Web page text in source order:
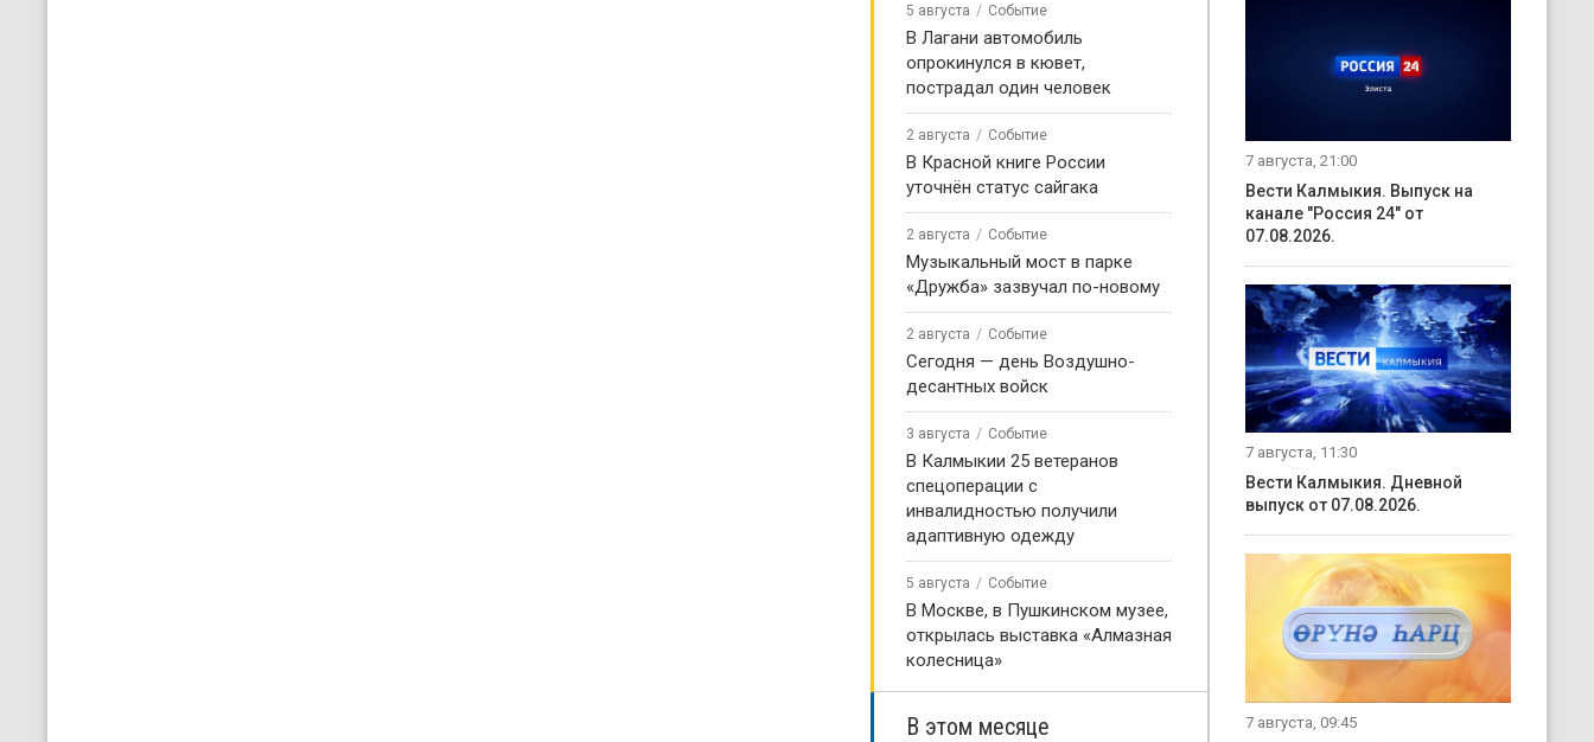
5 августа Событие
В Лагани автомобиль
опрокинулся в кювет,
пострадал один человек
2 августа Событие
В Красной книге России
уточнён статус сайгака
2 августа Событие
Музыкальный мост в парке
«Дружба» зазвучал по-новому
2 августа Событие
Сегодня — день Воздушно-
десантных войск
3 августа Событие
В Калмыкии 25 ветеранов
спецоперации с
инвалидностью получили
адаптивную одежду
5 августа Событие
В Москве, в Пушкинском музее,
открылась выставка «Алмазная
колесница»
В этом месяце
7 августа, 21:00
Вести Калмыкия. Выпуск на
канале "Россия 24" от
07.08.2026.
7 августа, 11:30
Вести Калмыкия. Дневной
выпуск от 07.08.2026.
7 августа, 09:45